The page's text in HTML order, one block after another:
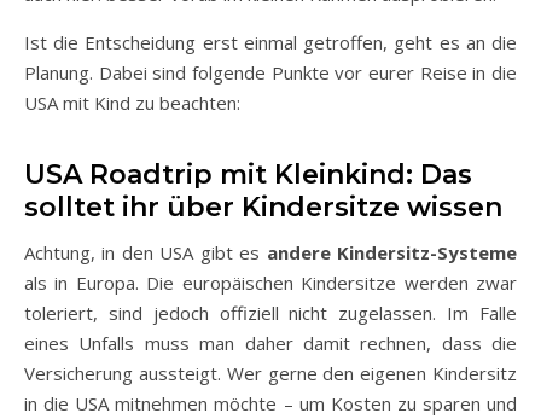
Ist die Entscheidung erst einmal getroffen, geht es an die
Planung. Dabei sind folgende Punkte vor eurer Reise in die
USA mit Kind zu beachten:
USA Roadtrip mit Kleinkind: Das
solltet ihr über Kindersitze wissen
Achtung, in den USA gibt es andere Kindersitz-Systeme
als in Europa. Die europäischen Kindersitze werden zwar
toleriert, sind jedoch offiziell nicht zugelassen. Im Falle
eines Unfalls muss man daher damit rechnen, dass die
Versicherung aussteigt. Wer gerne den eigenen Kindersitz
in die USA mitnehmen möchte – um Kosten zu sparen und